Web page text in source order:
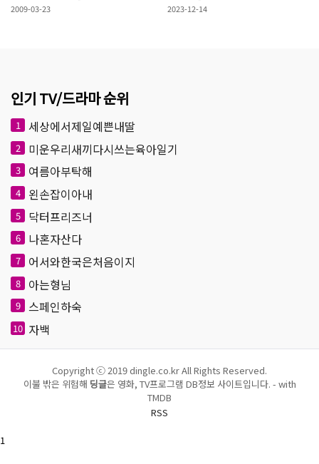
2009-03-23
2023-12-14
인기 TV/드라마 순위
1 세상에서제일예쁜내딸
2 미운우리새끼다시쓰는육아일기
3 여름아부탁해
4 왼손잡이아내
5 닥터프리즈너
6 나혼자산다
7 어서와한국은처음이지
8 아는형님
9 스페인하숙
10 자백
Copyright ⓒ 2019 dingle.co.kr All Rights Reserved.
이불 밖은 위험해 딩글은 영화, TV프로그램 DB정보 사이트입니다. - with
TMDB
RSS
1